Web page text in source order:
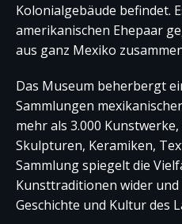
Kolonialgebäude befindet.
amerikanischen Ehepaar
aus ganz Mexiko
Das Museum beherbergt
Sammlungen
mehr als 3.000
Skulpturen, Keramiken,
Sammlung spiegelt die
Kunsttraditionen wider
Geschichte und Kultur des